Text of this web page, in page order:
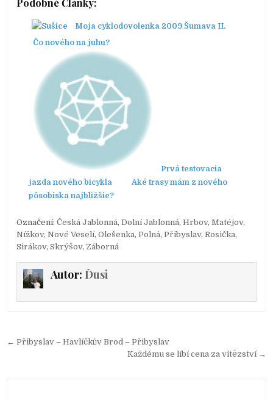
Moja cyklodovolenka 2009 Šumava II.
Čo nového na juhu?
Prvá testovacia
jazda nového bicykla
Aké trasy mám z nového
pôsobiska najbližšie?
Označení:Česká Jablonná,Dolní Jablonná,Hrbov,Matéjov,
Nížkov,Nové Veselí,Olešenka,Polná,Přibyslav,Rosička,
Sirákov,Skrýšov, Záborná
Autor: Ďusi
← Přibyslav – Havlíčkův Brod – Přibyslav
Každému se líbí cena za vítězství →